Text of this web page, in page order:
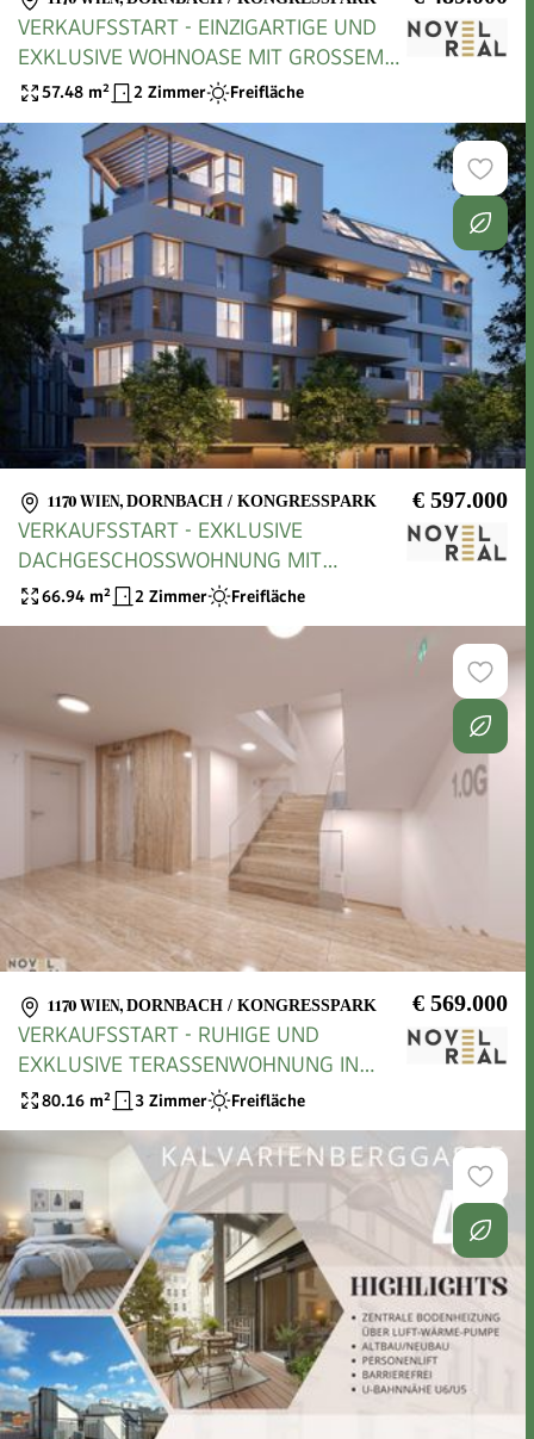
VERKAUFSSTART - EINZIGARTIGE UND
EXKLUSIVE WOHNOASE MIT GROSSEM
BALKON IN TOPLAGE
57.48 m² 2 Zimmer Freifläche
1170 WIEN, DORNBACH / KONGRESSPARK € 597.000
VERKAUFSSTART - EXKLUSIVE
DACHGESCHOSSWOHNUNG MIT
TRAUMHAFTER TERRASSE UND
FERNBLICK IN TOPLAGE
66.94 m² 2 Zimmer Freifläche
1170 WIEN, DORNBACH / KONGRESSPARK € 569.000
VERKAUFSSTART - RUHIGE UND
EXKLUSIVE TERASSENWOHNUNG IN
TOPLAGE - AUCH PERFEKT FÜR
80.16 m² 3 Zimmer Freifläche